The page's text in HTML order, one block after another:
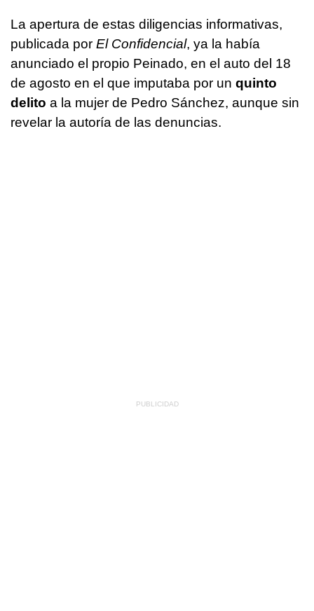
La apertura de estas diligencias informativas,
publicada por El Confidencial, ya la había
anunciado el propio Peinado, en el auto del 18
de agosto en el que imputaba por un quinto
delito a la mujer de Pedro Sánchez, aunque sin
revelar la autoría de las denuncias.